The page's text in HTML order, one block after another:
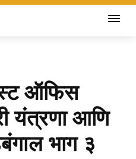
ऑफिस
यंत्रणा आणि
भाग ३